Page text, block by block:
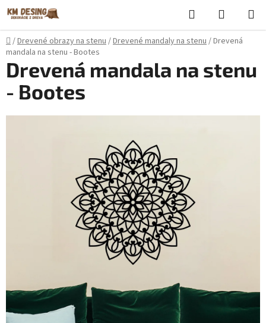
Prejsť
na
obsah
Hľadať
KOŠÍK
Domov
/Drevené obrazy na stenu/Drevené mandaly na stenu/Drevená
mandala na stenu - Bootes
Drevená mandala na stenu
- Bootes